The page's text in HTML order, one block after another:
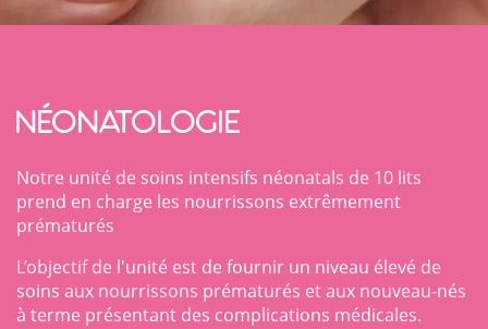
Néonatologie
Notre unité de soins intensifs néonatals de 10 lits
prend en charge les nourrissons extrêmement
prématurés
L’objectif de l'unité est de fournir un niveau élevé de
soins aux nourrissons prématurés et aux nouveau-nés
à terme présentant des complications médicales.